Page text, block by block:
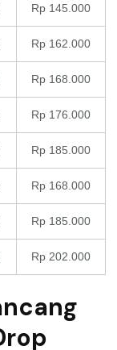
Rp 145.000
Rp 162.000
Rp 168.000
Rp 176.000
Rp 185.000
Rp 168.000
Rp 185.000
Rp 202.000